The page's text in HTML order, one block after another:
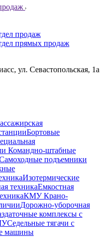
продаж
прямых продаж
ул. Севастопольская, 1а
Бортовые
Командно-штабные
подъемники
Изотермические
техникаЕмкостная
КМУ Крано-
Дорожно-уборочная
комплексы с
Седельные тягачи с
машины